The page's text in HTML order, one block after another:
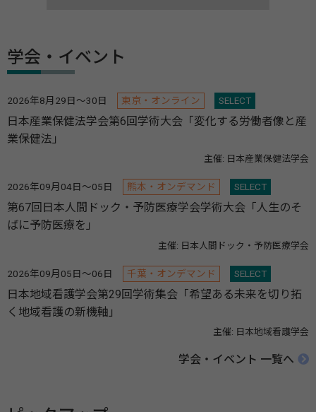
学会・イベント
2026年8月29日～30日 東京・オンライン SELECT
日本産業保健法学会第6回学術大会「変化する労働者像と産
業保健法」
主催: 日本産業保健法学会
2026年09月04日～05日 熊本・オンデマンド SELECT
第67回日本人間ドック・予防医療学会学術大会「人生のそ
ばに予防医療を」
主催: 日本人間ドック・予防医療学会
2026年09月05日～06日 千葉・オンデマンド SELECT
日本地域看護学会第29回学術集会「希望ある未来を切り拓
く地域看護の新機軸」
主催: 日本地域看護学会
学会・イベント 一覧へ